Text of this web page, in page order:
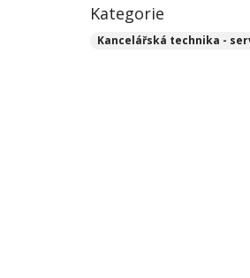
Kategorie
Kancelářská technika -